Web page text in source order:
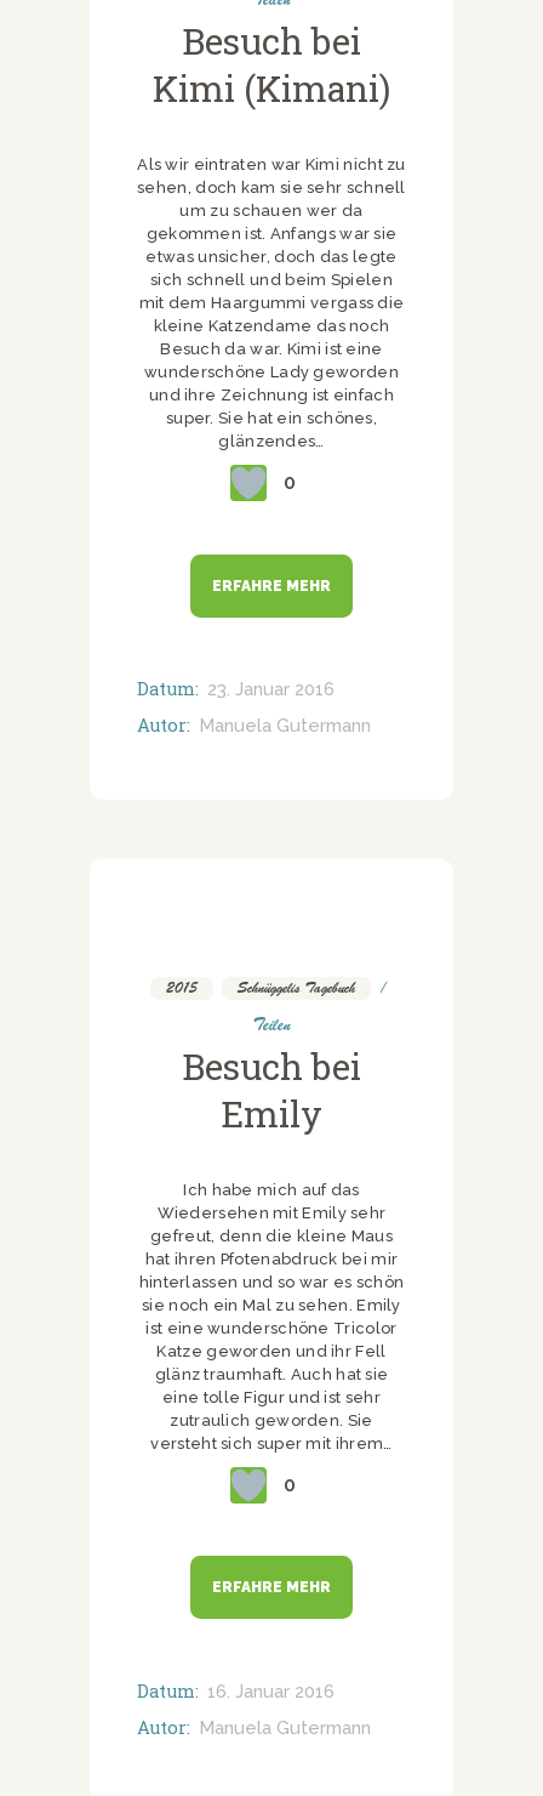
Besuch bei
Kimi (Kimani)
Als wir eintraten war Kimi nicht zu
sehen, doch kam sie sehr schnell
um zu schauen wer da
gekommen ist. Anfangs war sie
etwas unsicher, doch das legte
sich schnell und beim Spielen
mit dem Haargummi vergass die
kleine Katzendame das noch
Besuch da war. Kimi ist eine
wunderschöne Lady geworden
und ihre Zeichnung ist einfach
super. Sie hat ein schönes,
glänzendes…
0
ERFAHRE MEHR
Datum: 23. Januar 2016
Autor: Manuela Gutermann
2015 Schnüggelis Tagebuch
Teilen
Besuch bei
Emily
Ich habe mich auf das
Wiedersehen mit Emily sehr
gefreut, denn die kleine Maus
hat ihren Pfotenabdruck bei mir
hinterlassen und so war es schön
sie noch ein Mal zu sehen. Emily
ist eine wunderschöne Tricolor
Katze geworden und ihr Fell
glänz traumhaft. Auch hat sie
eine tolle Figur und ist sehr
zutraulich geworden. Sie
versteht sich super mit ihrem…
0
ERFAHRE MEHR
Datum: 16. Januar 2016
Autor: Manuela Gutermann